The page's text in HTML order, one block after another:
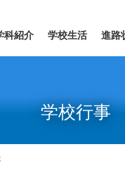
科紹介 学校生活 進路
学校行事